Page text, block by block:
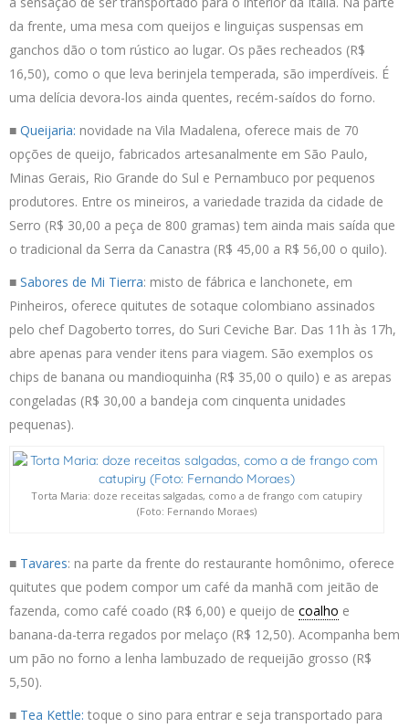
da frente, uma mesa com queijos e linguiças suspensas em
ganchos dão o tom rústico ao lugar. Os pães recheados (R$
16,50), como o que leva berinjela temperada, são imperdíveis. É
uma delícia devora-los ainda quentes, recém-saídos do forno.
■ Queijaria: novidade na Vila Madalena, oferece mais de 70
opções de queijo, fabricados artesanalmente em São Paulo,
Minas Gerais, Rio Grande do Sul e Pernambuco por pequenos
produtores. Entre os mineiros, a variedade trazida da cidade de
Serro (R$ 30,00 a peça de 800 gramas) tem ainda mais saída que
o tradicional da Serra da Canastra (R$ 45,00 a R$ 56,00 o quilo).
■ Sabores de Mi Tierra: misto de fábrica e lanchonete, em
Pinheiros, oferece quitutes de sotaque colombiano assinados
pelo chef Dagoberto torres, do Suri Ceviche Bar. Das 11h às 17h,
abre apenas para vender itens para viagem. São exemplos os
chips de banana ou mandioquinha (R$ 35,00 o quilo) e as arepas
congeladas (R$ 30,00 a bandeja com cinquenta unidades
pequenas).
Torta Maria: doze receitas salgadas, como a de frango com catupiry
(Foto: Fernando Moraes)
■ Tavares: na parte da frente do restaurante homônimo, oferece
quitutes que podem compor um café da manhã com jeitão de
fazenda, como café coado (R$ 6,00) e queijo de coalho e
banana-da-terra regados por melaço (R$ 12,50). Acompanha bem
um pão no forno a lenha lambuzado de requeijão grosso (R$
5,50).
■ Tea Kettle: toque o sino para entrar e seja transportado para